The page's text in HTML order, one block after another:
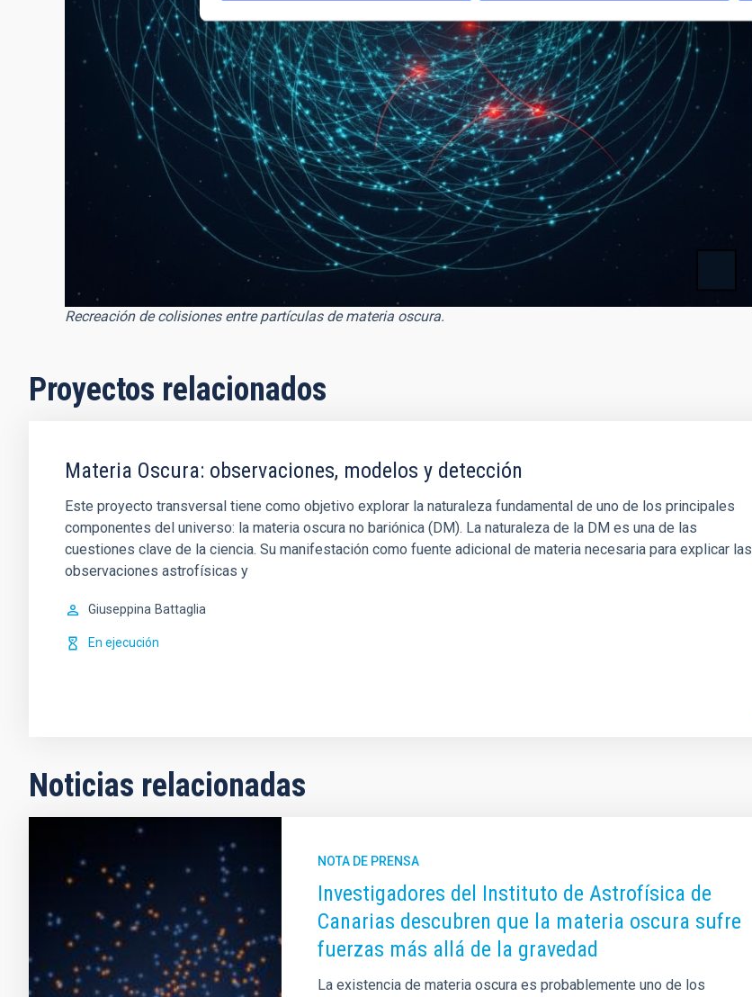
Recreación de colisiones entre partículas de materia oscura.
Proyectos relacionados
Materia Oscura: observaciones, modelos y detección
Este proyecto transversal tiene como objetivo explorar la naturaleza fundamental de uno de los principales
componentes del universo: la materia oscura no bariónica (DM). La naturaleza de la DM es una de las
cuestiones clave de la ciencia. Su manifestación como fuente adicional de materia necesaria para explicar las
observaciones astrofísicas y
Giuseppina Battaglia
En ejecución
Noticias relacionadas
NOTA DE PRENSA
Investigadores del Instituto de Astrofísica de
Canarias descubren que la materia oscura sufre
fuerzas más allá de la gravedad
La existencia de materia oscura es probablemente uno de los